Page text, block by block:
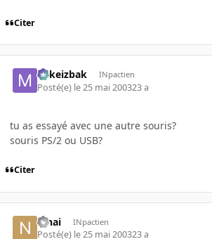
Citer
Mikeizbak INpactien
Posté(e) le 25 mai 200323 a
tu as essayé avec une autre souris?
souris PS/2 ou USB?
Citer
nihai INpactien
Posté(e) le 25 mai 200323 a